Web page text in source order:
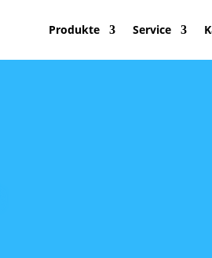
Produkte Service